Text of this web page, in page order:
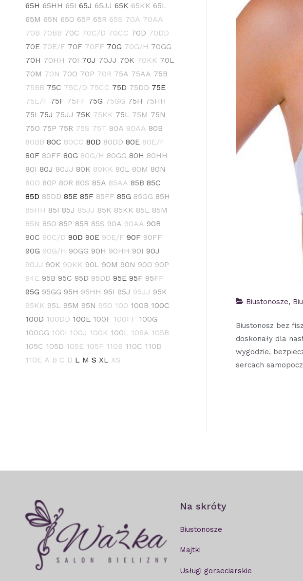
Biustonosze,
Biustonosz bez
doskonały dla
wygodzie,
sercach
65H 65HH 65I 65J 65JJ 65K 65KK 65L
65M 65N 65O 65P 65R 65S 70A 70AA
70B 70BB 70C 70C/D 70CC 70D 70DD
70E 70E/F 70F 70FF 70G 70G/H 70GG
70H 70HH 70I 70J 70JJ 70K 70KK 70L
70M 70N 70O 70P 70R 75A 75AA 75B
75BB 75C 75C/D 75CC 75D 75DD 75E
75E/F 75F 75FF 75G 75GG 75H 75HH
75I 75J 75JJ 75K 75KK 75L 75M 75N
75O 75P 75R 75S 75T 80A 80AA 80B
80BB 80C 80CC 80D 80DD 80E 80E/F
80F 80FF 80G 80G/H 80GG 80H 80HH
80I 80J 80JJ 80K 80KK 80L 80M 80N
80O 80P 80R 80S 85A 85AA 85B 85C
85D 85DD 85E 85F 85FF 85G 85GG 85H
85HH 85I 85J 85JJ 85K 85KK 85L 85M
85N 85O 85P 85R 85S 90A 90AA 90B
90C 90C/D 90D 90E 90E/F 90F 90FF
90G 90G/H 90GG 90H 90HH 90I 90J
90JJ 90K 90KK 90L 90M 90N 90O 90P
94E 95B 95C 95D 95DD 95E 95F 95FF
95G 95GG 95H 95HH 95I 95J 95JJ 95K
95KK 95L 95M 95N 95O 100 100B 100C
100D 100DD 100E 100F 100FF 100G
100GG 100I 100J 100K 100L 105A 105B
105C 105D 105E 105F 110B 110C 110D
110E A B C D L M S XL XS
Na skróty
Biustonosze
Majtki
Usługi gorseciarskie